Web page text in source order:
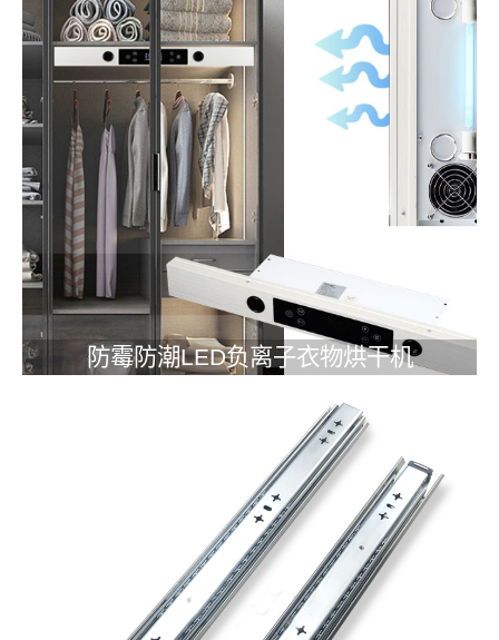
防霉防潮LED负离子衣物烘干机